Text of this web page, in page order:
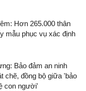
Hơn 265.000 thân
mẫu phục vụ xác định
Bảo đảm an ninh
chẽ, đồng bộ giữa 'bảo
con người'